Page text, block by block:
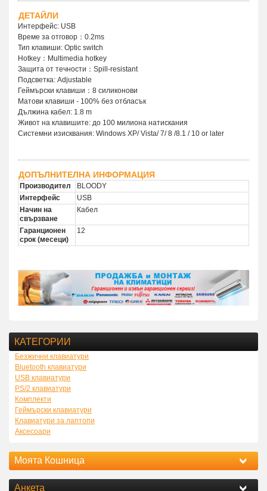
ДЕТАЙЛИ
Интерфейс: USB
Време за отговор：0.2ms
Тип клавиши: Optic switch
Hotkey：Multimedia hotkey
Защита от течности：Spill-resistant
Подсветка: Adjustable
Геймърски клавиши：8 силиконови
Матови клавиши - 100% без отбласък
Дължина кабел: 1.8 m
Живот на клавишите: до 100 милиона натискания
Системни изисквания: Windows XP/ Vista/ 7/ 8 /8.1 / 10 or later
ДОПЪЛНИТЕЛНА ИНФОРМАЦИЯ
Производител
BLOODY
Интерфейс
USB
Начин на
свързване
Кабел
Гаранционен
срок (месеци)
12
КАТЕГОРИИ
Безжични клавиатури
Bluetooth клавиатури
USB клавиатури
PS/2 клавиатури
Комплекти
Геймърски клавиатури
Клавиатури за лаптопи
Аксесоари
Моята Кошница
Анкета